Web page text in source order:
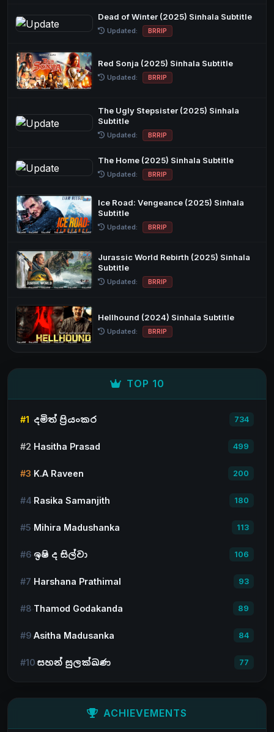
Dead of Winter (2025) Sinhala Subtitle
Updated: BRRIP
Red Sonja (2025) Sinhala Subtitle
Updated: BRRIP
The Ugly Stepsister (2025) Sinhala
Subtitle
Updated: BRRIP
The Home (2025) Sinhala Subtitle
Updated: BRRIP
Ice Road: Vengeance (2025) Sinhala
Subtitle
Updated: BRRIP
Jurassic World Rebirth (2025) Sinhala
Subtitle
Updated: BRRIP
Hellhound (2024) Sinhala Subtitle
Updated: BRRIP
TOP 10
#1 දමිත් ප්‍රියංකර 734
#2 Hasitha Prasad 499
#3 K.A Raveen 200
#4 Rasika Samanjith 180
#5 Mihira Madushanka 113
#6 ඉෂි ද සිල්වා 106
#7 Harshana Prathimal 93
#8 Thamod Godakanda 89
#9 Asitha Madusanka 84
#10 සහන් සුලක්ඛණ 77
ACHIEVEMENTS